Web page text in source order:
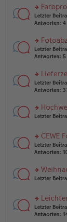
ei
tr
a
es
e
n
er
ei
tr
a
n
g
el
e
n
er
tr
a
g
rs
te
n
g
el
e
n
er
tr
a
Letzter
Antworten: 4
rs
te
n
g
el
e
n
ei
tr
a
Letzter
Antworten: 5
rs
te
n
g
es
e
n
er
ei
tr
Letzter
Antworten:
rs
u
n
g
es
e
n
B
ei
tr
a
Letzter
rs
te
n
g
es
e
n
er
CEWE
Letzter
Antworten:
rs
u
n
g
Letzter
rs
te
Letzter
Antworten: